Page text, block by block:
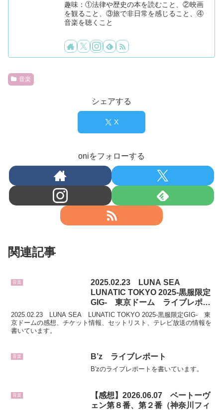
趣味：①法律や歴史の本を読むこと、②映画
を観ること、③旅で非日常を感じること、④
音楽を聴くこと
音楽
シェアする
X
oniをフォローする
関連記事
音楽
2025.02.23 LUNA SEA
LUNATIC TOKYO 2025-黒服限定
GIG- 東京ドーム ライブレポー
ト
2025.02.23 LUNA SEA LUNATIC TOKYO 2025-黒服限定GIG- 東
京ドームの感想、チケット情報、セットリスト、テレビ放送の情報を
書いています。
音楽 B’z ライブレポート
B'zのライブレポートを書いています。
音楽
【感想】2026.06.07 ベートーヴ
ェン第８番、第２番（神奈川フィ